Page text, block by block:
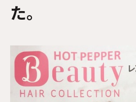
た。